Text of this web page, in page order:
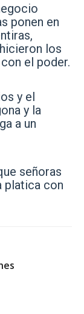
ponen en
los
el poder.
y el
y la
a un
señoras
platica con